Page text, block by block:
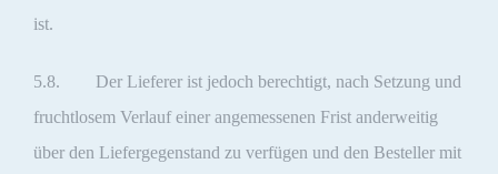
ist.
5.8. Der Lieferer ist jedoch berechtigt, nach Setzung und
fruchtlosem Verlauf einer angemessenen Frist anderweitig
über den Liefergegenstand zu verfügen und den Besteller mit